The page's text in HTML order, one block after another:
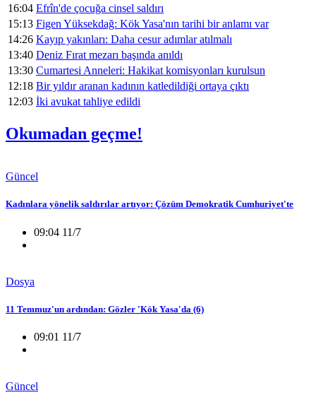
16:04 Efrîn'de çocuğa cinsel saldırı
15:13 Figen Yüksekdağ: Kök Yasa'nın tarihi bir anlamı var
14:26 Kayıp yakınları: Daha cesur adımlar atılmalı
13:40 Deniz Fırat mezarı başında anıldı
13:30 Cumartesi Anneleri: Hakikat komisyonları kurulsun
12:18 Bir yıldır aranan kadının katledildiği ortaya çıktı
12:03 İki avukat tahliye edildi
Okumadan geçme!
Güncel
Kadınlara yönelik saldırılar artıyor: Çözüm Demokratik Cumhuriyet'te
09:04 11/7
Dosya
11 Temmuz'un ardından: Gözler 'Kök Yasa'da (6)
09:01 11/7
Güncel